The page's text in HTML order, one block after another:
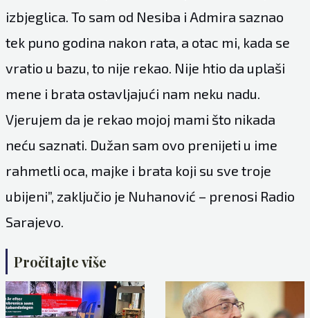
izbjeglica. To sam od Nesiba i Admira saznao
tek puno godina nakon rata, a otac mi, kada se
vratio u bazu, to nije rekao. Nije htio da uplaši
mene i brata ostavljajući nam neku nadu.
Vjerujem da je rekao mojoj mami što nikada
neću saznati. Dužan sam ovo prenijeti u ime
rahmetli oca, majke i brata koji su sve troje
ubijeni”, zaključio je Nuhanović – prenosi Radio
Sarajevo.
Pročitajte više